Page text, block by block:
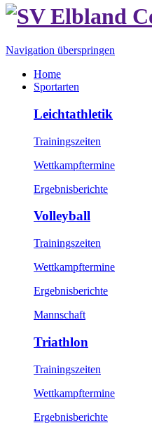
Navigation überspringen
Home
Sportarten
Leichtathletik
Trainingszeiten
Wettkampftermine
Ergebnisberichte
Volleyball
Trainingszeiten
Wettkampftermine
Ergebnisberichte
Mannschaft
Triathlon
Trainingszeiten
Wettkampftermine
Ergebnisberichte